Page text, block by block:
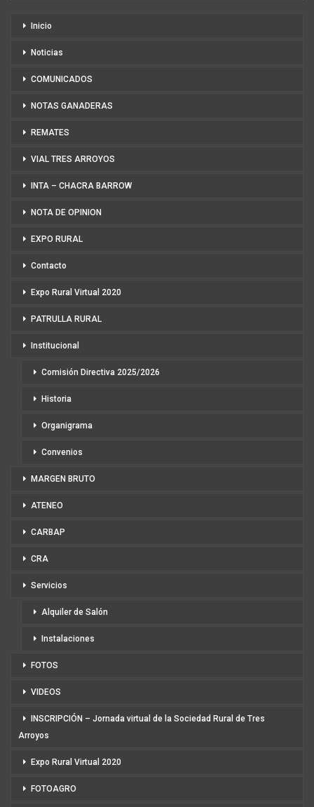
Inicio
Noticias
COMUNICADOS
NOTAS GANADERAS
REMATES
VIAL TRES ARROYOS
INTA – CHACRA BARROW
NOTA DE OPINION
EXPO RURAL
Contacto
Expo Rural Virtual 2020
PATRULLA RURAL
Institucional
Comisión Directiva 2025/2026
Historia
Organigrama
Convenios
MARGEN BRUTO
ATENEO
CARBAP
CRA
Servicios
Alquiler de Salón
Instalaciones
FOTOS
VIDEOS
INSCRIPCIÓN – Jornada virtual de la Sociedad Rural de Tres
Arroyos
Expo Rural Virtual 2020
FOTOAGRO